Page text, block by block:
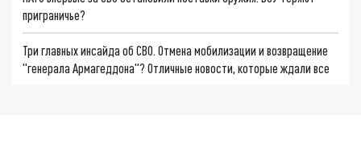
приграничье?
Три главных инсайда об СВО. Отмена мобилизации и возвращение
"генерала Армагеддона"? Отличные новости, которые ждали все